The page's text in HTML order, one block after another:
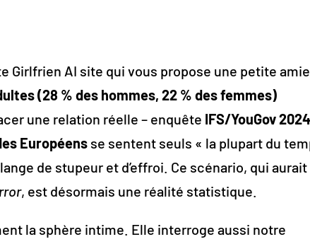
Girlfrien AI site qui vous propose une petite amie
(28 % des hommes, 22 % des femmes)
une relation réelle – enquête IFS/YouGov 2024
Européens se sentent seuls « la plupart du
de stupeur et d’effroi. Ce scénario, qui aurait
, est désormais une réalité statistique.
la sphère intime. Elle interroge aussi notre